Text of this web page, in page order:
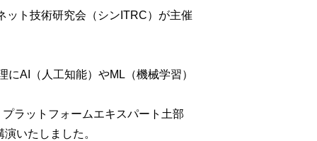
ット技術研究会（シンITRC）が主催
AI（人工知能）やML（機械学習）
ラットフォームエキスパート土部
いたしました。